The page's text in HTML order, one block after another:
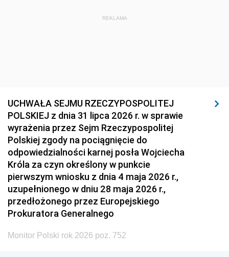
REKLAMA
UCHWAŁA SEJMU RZECZYPOSPOLITEJ
POLSKIEJ z dnia 31 lipca 2026 r. w sprawie
wyrażenia przez Sejm Rzeczypospolitej
Polskiej zgody na pociągnięcie do
odpowiedzialności karnej posła Wojciecha
Króla za czyn określony w punkcie
pierwszym wniosku z dnia 4 maja 2026 r.,
uzupełnionego w dniu 28 maja 2026 r.,
przedłożonego przez Europejskiego
Prokuratora Generalnego
Monitor Polski rok 2026 poz. 752